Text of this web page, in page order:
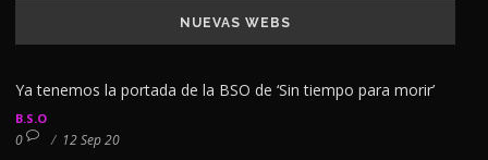
NUEVAS WEBS
Ya tenemos la portada de la BSO de ‘Sin tiempo para morir’
B.S.O
0 / 12 Sep 20